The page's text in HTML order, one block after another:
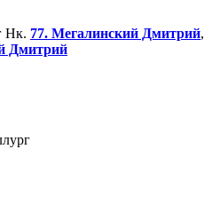
Нк. 77. Мегалинский Дмитрий,
Дмитрий